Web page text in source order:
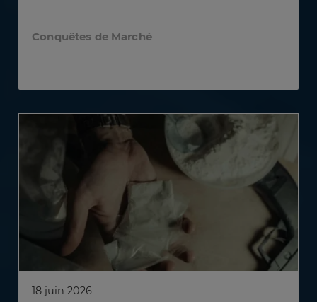
Conquêtes de Marché
18 juin 2026